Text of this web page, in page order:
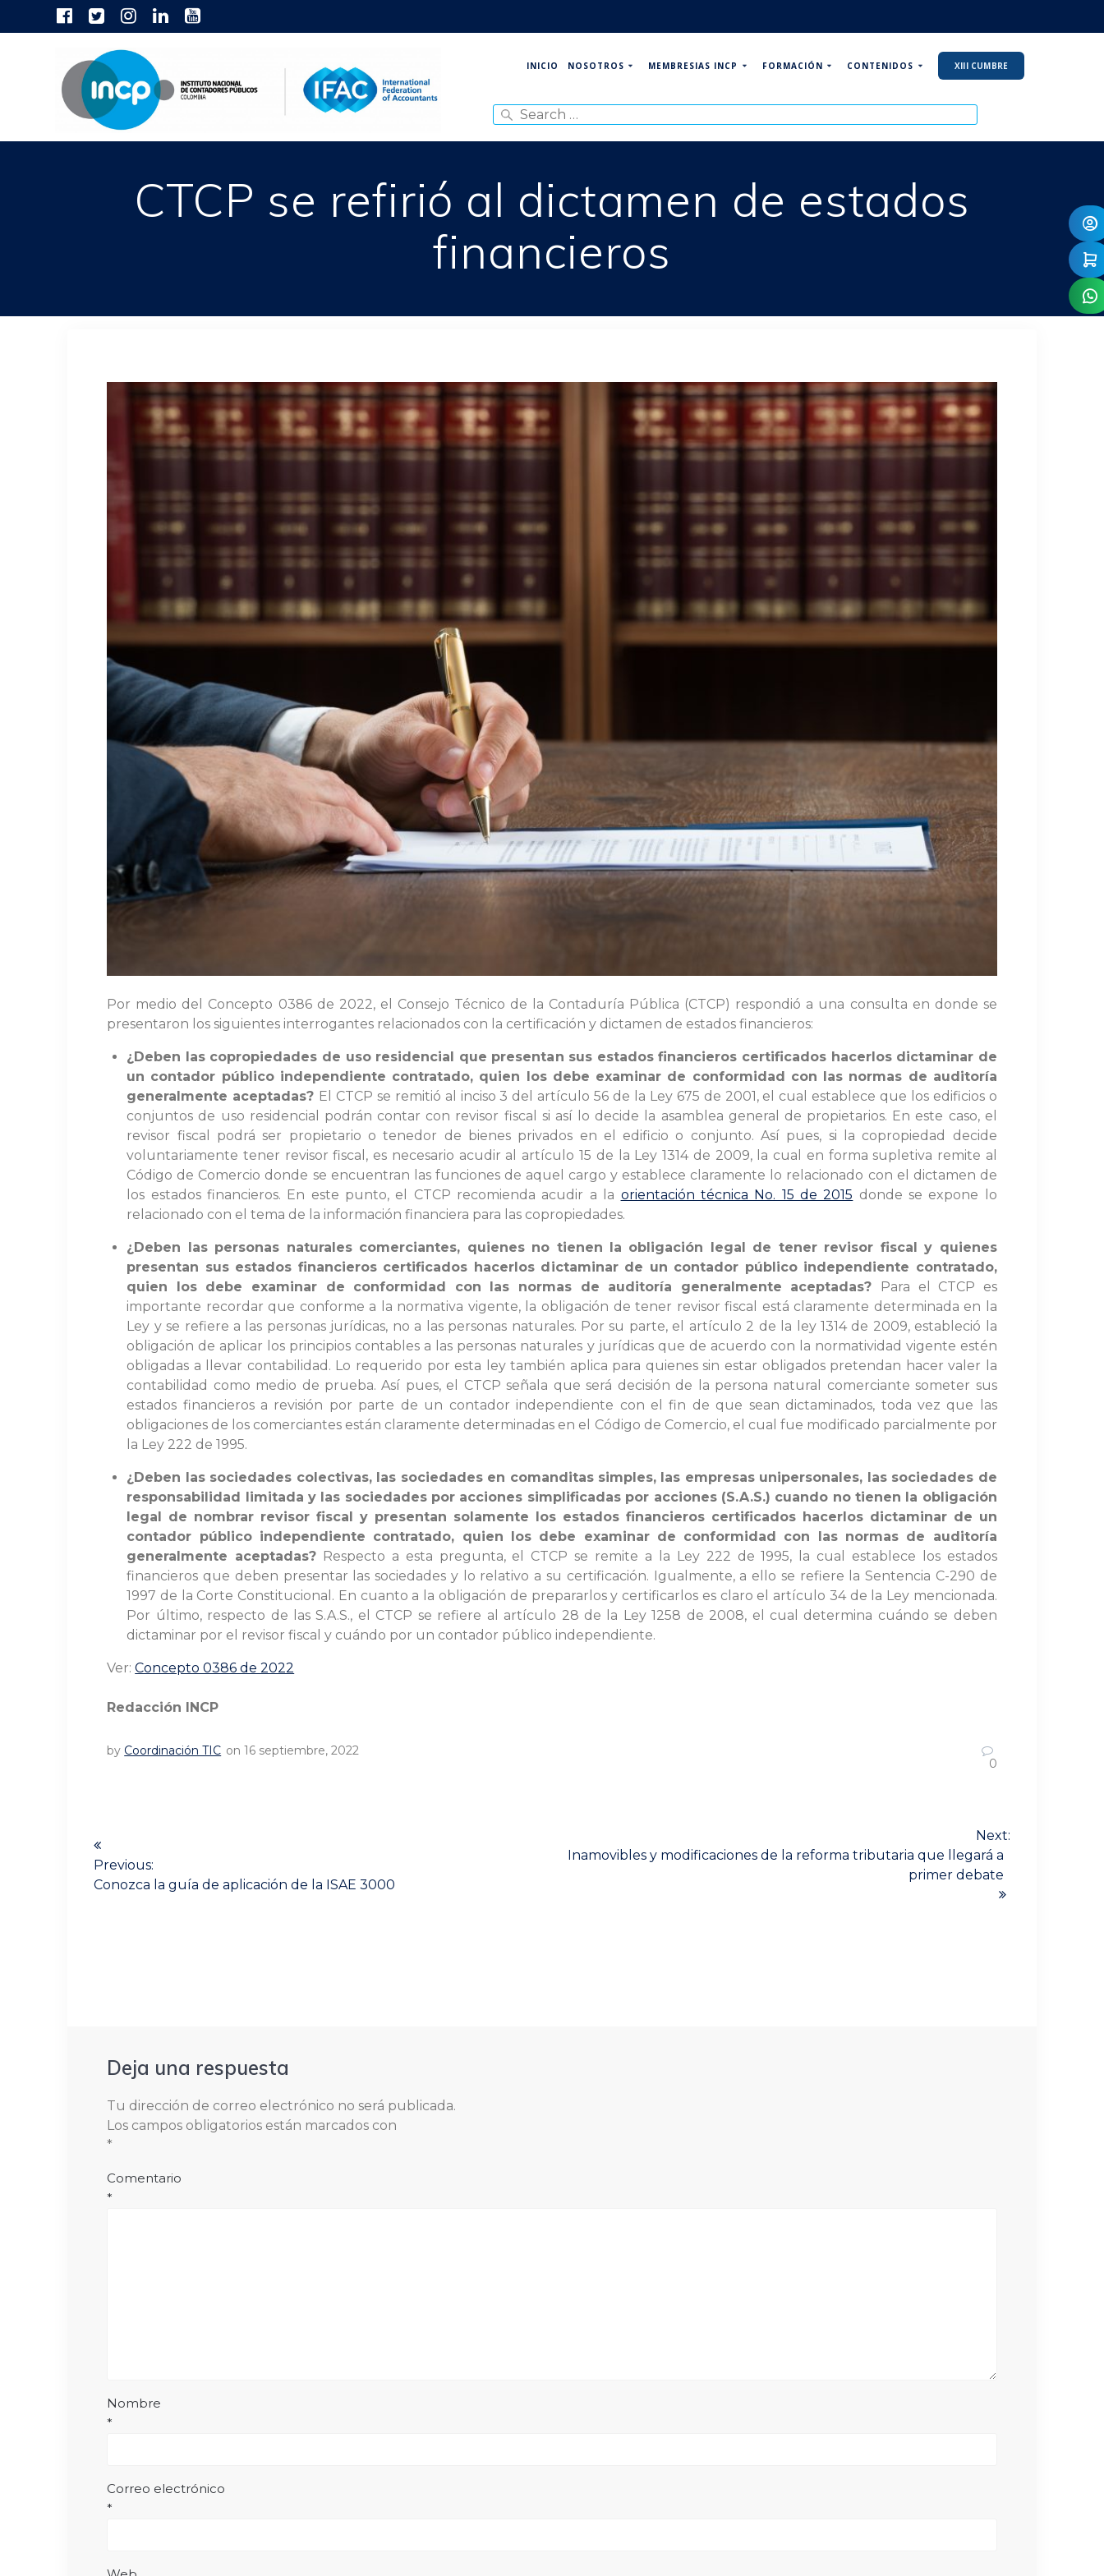
INICIO NOSOTROS MEMBRESIAS INCP FORMACIÓN CONTENIDOS XIII CUMBRE
for:
CTCP se refirió al dictamen de estados
financieros
Por medio del Concepto 0386 de 2022, el Consejo Técnico de la Contaduría Pública (CTCP) respondió a una consulta en donde se
presentaron los siguientes interrogantes relacionados con la certificación y dictamen de estados financieros:
¿Deben las copropiedades de uso residencial que presentan sus estados financieros certificados hacerlos dictaminar de
un contador público independiente contratado, quien los debe examinar de conformidad con las normas de auditoría
generalmente aceptadas? El CTCP se remitió al inciso 3 del artículo 56 de la Ley 675 de 2001, el cual establece que los edificios o
conjuntos de uso residencial podrán contar con revisor fiscal si así lo decide la asamblea general de propietarios. En este caso, el
revisor fiscal podrá ser propietario o tenedor de bienes privados en el edificio o conjunto. Así pues, si la copropiedad decide
voluntariamente tener revisor fiscal, es necesario acudir al artículo 15 de la Ley 1314 de 2009, la cual en forma supletiva remite al
Código de Comercio donde se encuentran las funciones de aquel cargo y establece claramente lo relacionado con el dictamen de
los estados financieros. En este punto, el CTCP recomienda acudir a la orientación técnica No. 15 de 2015 donde se expone lo
relacionado con el tema de la información financiera para las copropiedades.
¿Deben las personas naturales comerciantes, quienes no tienen la obligación legal de tener revisor fiscal y quienes
presentan sus estados financieros certificados hacerlos dictaminar de un contador público independiente contratado,
quien los debe examinar de conformidad con las normas de auditoría generalmente aceptadas? Para el CTCP es
importante recordar que conforme a la normativa vigente, la obligación de tener revisor fiscal está claramente determinada en la
Ley y se refiere a las personas jurídicas, no a las personas naturales. Por su parte, el artículo 2 de la ley 1314 de 2009, estableció la
obligación de aplicar los principios contables a las personas naturales y jurídicas que de acuerdo con la normatividad vigente estén
obligadas a llevar contabilidad. Lo requerido por esta ley también aplica para quienes sin estar obligados pretendan hacer valer la
contabilidad como medio de prueba. Así pues, el CTCP señala que será decisión de la persona natural comerciante someter sus
estados financieros a revisión por parte de un contador independiente con el fin de que sean dictaminados, toda vez que las
obligaciones de los comerciantes están claramente determinadas en el Código de Comercio, el cual fue modificado parcialmente por
la Ley 222 de 1995.
¿Deben las sociedades colectivas, las sociedades en comanditas simples, las empresas unipersonales, las sociedades de
responsabilidad limitada y las sociedades por acciones simplificadas por acciones (S.A.S.) cuando no tienen la obligación
legal de nombrar revisor fiscal y presentan solamente los estados financieros certificados hacerlos dictaminar de un
contador público independiente contratado, quien los debe examinar de conformidad con las normas de auditoría
generalmente aceptadas? Respecto a esta pregunta, el CTCP se remite a la Ley 222 de 1995, la cual establece los estados
financieros que deben presentar las sociedades y lo relativo a su certificación. Igualmente, a ello se refiere la Sentencia C-290 de
1997 de la Corte Constitucional. En cuanto a la obligación de prepararlos y certificarlos es claro el artículo 34 de la Ley mencionada.
Por último, respecto de las S.A.S., el CTCP se refiere al artículo 28 de la Ley 1258 de 2008, el cual determina cuándo se deben
dictaminar por el revisor fiscal y cuándo por un contador público independiente.
Ver:Concepto 0386 de 2022
Redacción INCP
by Coordinación TIC on 16 septiembre, 2022
0
de
Previous:
Previous
Conozca la guía de aplicación de la ISAE 3000
Next:
Next
Inamovibles y modificaciones de la reforma tributaria que llegará a
primer debate
Deja una respuesta
Tu dirección de correo electrónico no será publicada.
Los campos obligatorios están marcados con
*
Comentario
*
Nombre
*
Correo electrónico
*